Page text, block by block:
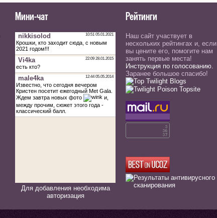
Мини-чат
Для добавления необходима
авторизация
Рейтинги
Наш сайт участвует в
нескольких рейтингах и, если
вы цените его, помогите нам
занять первые места!
Инструкция по голосованию.
Заранее большое спасибо!